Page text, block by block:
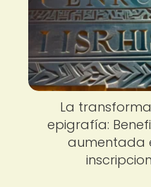
La
epigrafía:
aumentada